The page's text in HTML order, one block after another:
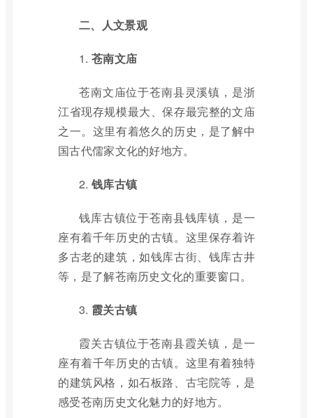
二、人文景观
1. 苍南文庙
苍南文庙位于苍南县灵溪镇，是浙
江省现存规模最大、保存最完整的文庙
之一。这里有着悠久的历史，是了解中
国古代儒家文化的好地方。
2. 钱库古镇
钱库古镇位于苍南县钱库镇，是一
座有着千年历史的古镇。这里保存着许
多古老的建筑，如钱库古街、钱库古井
等，是了解苍南历史文化的重要窗口。
3. 霞关古镇
霞关古镇位于苍南县霞关镇，是一
座有着千年历史的古镇。这里有着独特
的建筑风格，如石板路、古宅院等，是
感受苍南历史文化魅力的好地方。